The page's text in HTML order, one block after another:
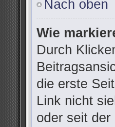
Nach oben
Wie
Durch
die erste
Link nicht
oder seit